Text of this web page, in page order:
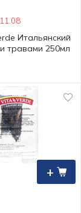
Итальянский
травами 250мл
+